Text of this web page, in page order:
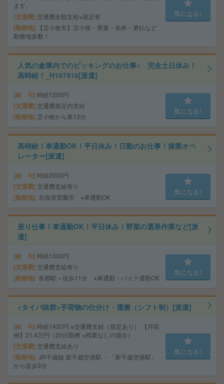
ます。
交通費 交通費全額支給※規定有
勤務地
【苫小牧市】苫小牧・青葉・糸井・勇払など
勤務地多数！
気になる!
人気の倉庫内でのピッキングのお仕事○ 完全土日休み！
高時給！_H107416[派遣]
給 与 時給1250円
交通費 交通費規定内支給
勤務地 苫小牧から車13分
気になる!
高時給！車通勤OK！平日休み！日勤のお仕事！操業オペ
レーター[派遣]
給 与 時給2000円
交通費 交通費支給有り
勤務地 北海道室蘭市 ※車通勤OK
気になる!
座り仕事！車通勤OK！平日休み！野菜の選果作業など[派
遣]
給 与 時給1300円
交通費 交通費支給有り
勤務地 長都駅～徒歩11分 ※車通勤・バイク通勤OK
気になる!
<タイパ抜群>手荷物の仕分け・運搬（シフト制）[派遣]
給 与 時給1430円 ※交通費支給（規定あり） 【月収
例】21.4万円（20日勤務 ※残業なしの場合）
交通費 交通費支給あり
勤務地 JR千歳線 新千歳空港駅 ・「新千歳空港駅」
から徒歩3分
気になる!